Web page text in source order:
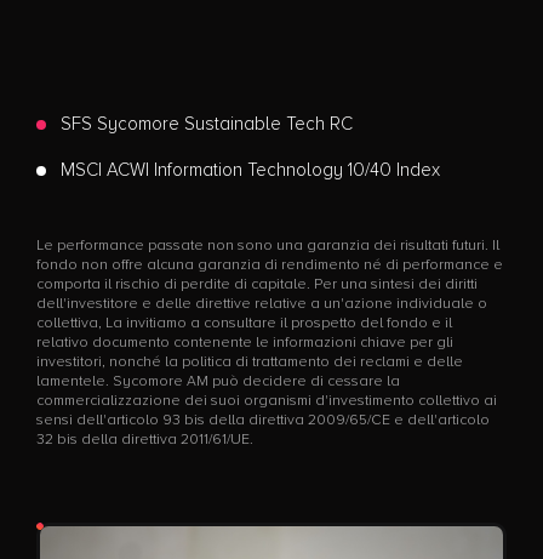
SFS Sycomore Sustainable Tech RC
MSCI ACWI Information Technology 10/40 Index
Le performance passate non sono una garanzia dei risultati futuri. Il
fondo non offre alcuna garanzia di rendimento né di performance e
comporta il rischio di perdite di capitale. Per una sintesi dei diritti
dell'investitore e delle direttive relative a un'azione individuale o
collettiva, La invitiamo a consultare il prospetto del fondo e il
relativo documento contenente le informazioni chiave per gli
investitori, nonché la politica di trattamento dei reclami e delle
lamentele. Sycomore AM può decidere di cessare la
commercializzazione dei suoi organismi d'investimento collettivo ai
sensi dell'articolo 93 bis della direttiva 2009/65/CE e dell'articolo
32 bis della direttiva 2011/61/UE.